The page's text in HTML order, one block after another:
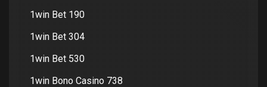
1win Bet 190
1win Bet 304
1win Bet 530
1win Bono Casino 738